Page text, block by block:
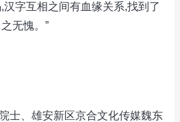
字互相之间有血缘关系,找到了
无愧。”
、雄安新区京合文化传媒魏东